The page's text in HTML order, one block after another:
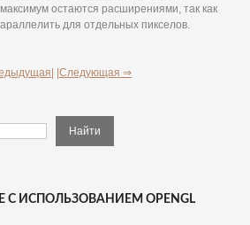
остаются расширениями, так как
для отдельных пикселов.
|Следующая ⇒
С ИСПОЛЬЗОВАНИЕМ OPENGL